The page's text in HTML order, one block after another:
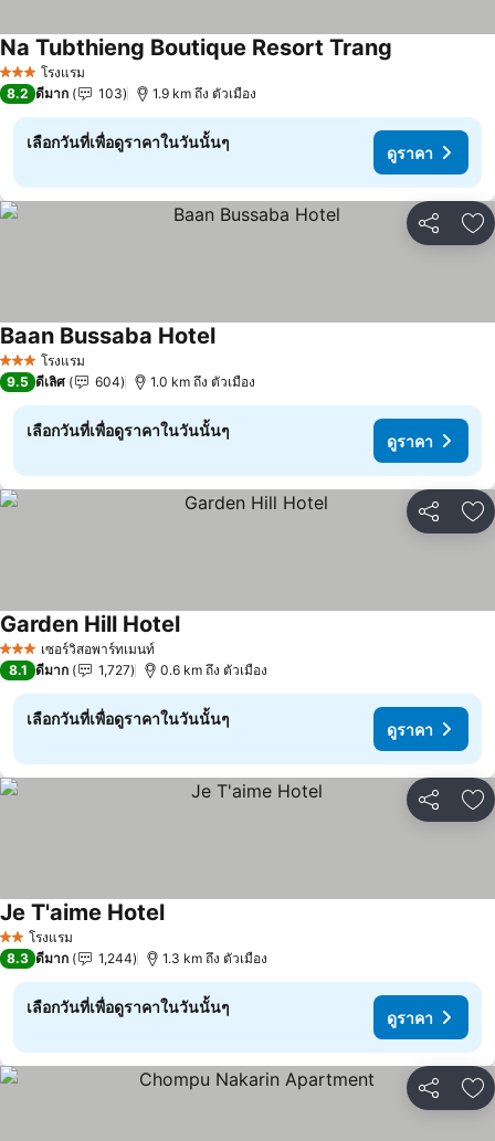
3 ดาว โรงแรม
Na Tubthieng Boutique Resort Trang
8.2 ดีมาก 103 1.9 km ถึง ตัวเมือง
เลือกวันที่เพื่อดูราคาในวันนั้นๆ
ดูราคา
แชร์ เ
3 ดาว โรงแรม
Baan Bussaba Hotelดูราคา
9.5 ดีเลิศ 604 1.0 km ถึง ตัวเมือง
เลือกวันที่เพื่อดูราคาในวันนั้นๆ
ดูราคา
แชร์ เ
3 ดาว เซอร์วิสอพาร์ทเมนท์
Garden Hill Hotelดูราคา
8.1 ดีมาก 1,727 0.6 km ถึง ตัวเมือง
เลือกวันที่เพื่อดูราคาในวันนั้นๆ
ดูราคา
แชร์ เ
2 ดาวโรงแรม
Je T'aime Hotelดูราคา
8.3 ดีมาก 1,244 1.3 km ถึง ตัวเมือง
เลือกวันที่เพื่อดูราคาในวันนั้นๆ
ดูราคา
แชร์ เ